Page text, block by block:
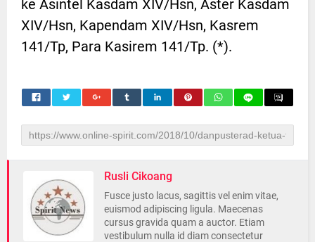
ke Asintel Kasdam XIV/Hsn, Aster Kasdam
XIV/Hsn, Kapendam XIV/Hsn, Kasrem
141/Tp, Para Kasirem 141/Tp. (*).
Rusli Cikoang
Fusce justo lacus, sagittis vel enim vitae,
euismod adipiscing ligula. Maecenas
cursus gravida quam a auctor. Etiam
vestibulum nulla id diam consectetur